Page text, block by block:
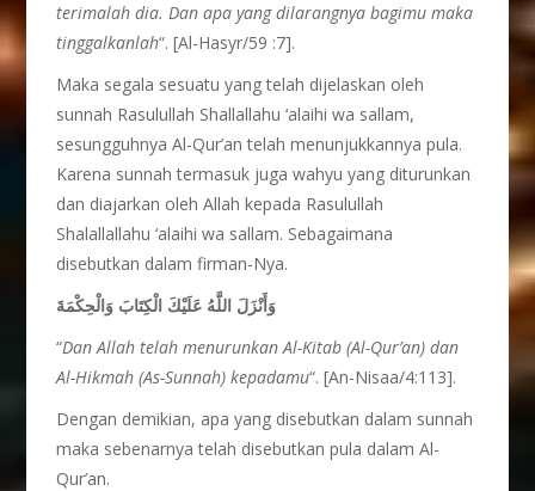
terimalah dia. Dan apa yang dilarangnya bagimu maka
tinggalkanlah“. [Al-Hasyr/59 :7].
Maka segala sesuatu yang telah dijelaskan oleh
sunnah Rasulullah Shallallahu ‘alaihi wa sallam,
sesungguhnya Al-Qur’an telah menunjukkannya pula.
Karena sunnah termasuk juga wahyu yang diturunkan
dan diajarkan oleh Allah kepada Rasulullah
Shalallallahu ‘alaihi wa sallam. Sebagaimana
disebutkan dalam firman-Nya.
وَأَنْزَلَ اللَّهُ عَلَيْكَ الْكِتَابَ وَالْحِكْمَةَ
“Dan Allah telah menurunkan Al-Kitab (Al-Qur’an) dan
Al-Hikmah (As-Sunnah) kepadamu“. [An-Nisaa/4:113].
Dengan demikian, apa yang disebutkan dalam sunnah
maka sebenarnya telah disebutkan pula dalam Al-
Qur’an.